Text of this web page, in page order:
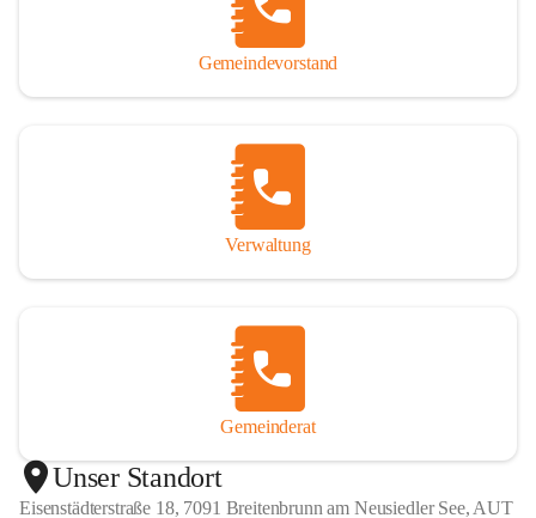
Gemeindevorstand
Verwaltung
Gemeinderat
Unser Standort
Eisenstädterstraße 18, 7091 Breitenbrunn am Neusiedler See, AUT